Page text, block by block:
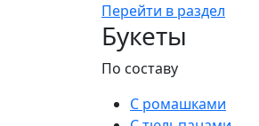
Перейти в раздел
Букеты
По составу
С ромашками